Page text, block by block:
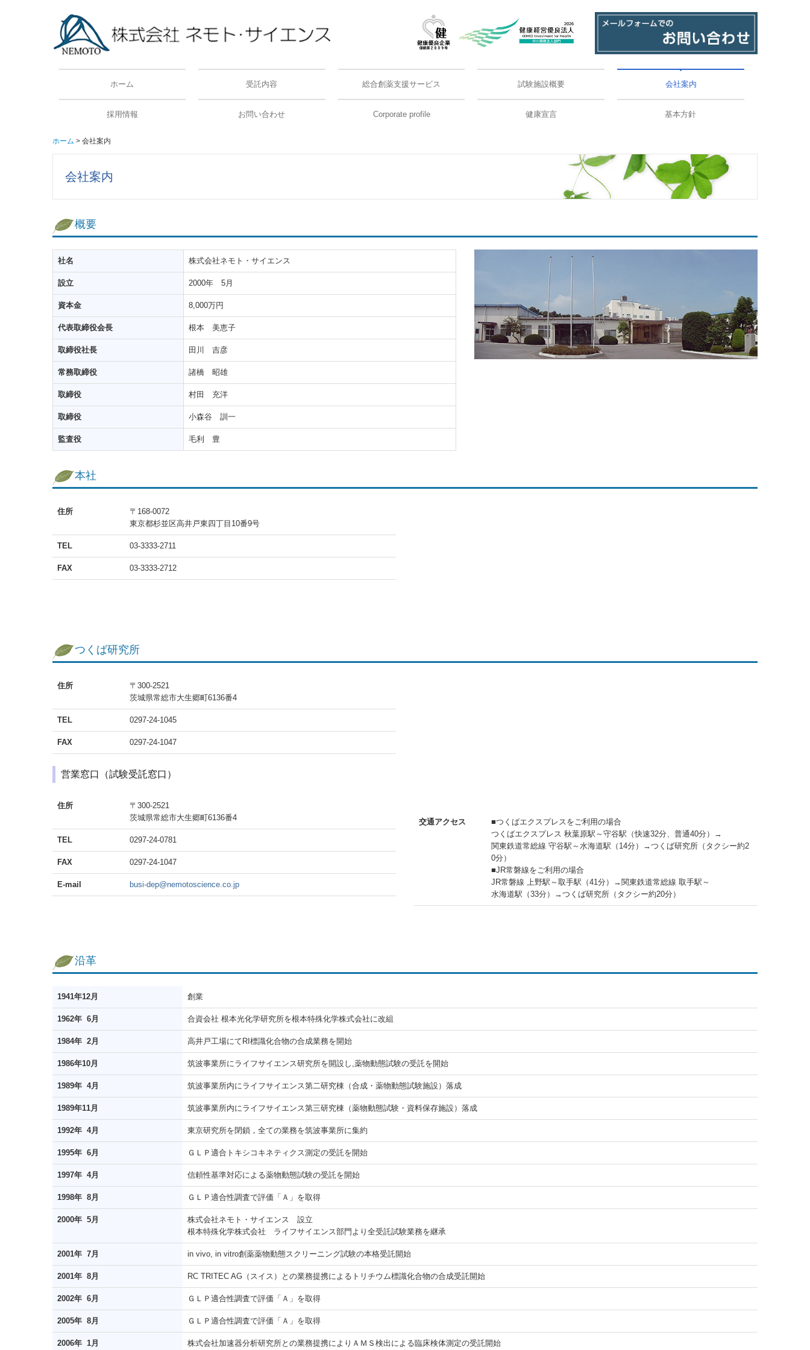
ホーム 受託内容
各種化合物の合成および精製
創薬薬物動態試験
非臨床薬物動態試験
トキシコキネティクス測定
臨床薬物動態試験
トリチウム標識化合物を用いた薬物動態試験に関するご提案
委受託の手順
業務提携先
サービス案内資料
総合創薬支援サービス 試験施設概要
信頼性保証体制
試験の実施基準
施設・使用機器
会社案内
つくば研究所
採用情報
中途採用情報 ＜営業担当＞
中途採用情報 ＜試験責任者候補（in vitro動態）＞
中途採用情報 ＜分析マネジャー＞
お問い合わせ Corporate profile 健康宣言 基本方針
ホーム 会社案内
会社案内
概要
社名 株式会社ネモト・サイエンス
設立 2000年 5月
資本金 8,000万円
代表取締役会長 根本 美恵子
取締役社長 田川 吉彦
常務取締役 諸橋 昭雄
取締役 村田 充洋
取締役 小森谷 訓一
監査役 毛利 豊
本社
住所
〒168-0072
東京都杉並区高井戸東四丁目10番9号
TEL 03-3333-2711
FAX 03-3333-2712
つくば研究所
住所
〒300-2521
茨城県常総市大生郷町6136番4
TEL 0297-24-1045
FAX 0297-24-1047
営業窓口（試験受託窓口）
住所
〒300-2521
茨城県常総市大生郷町6136番4
TEL 0297-24-0781
FAX 0297-24-1047
E-mail busi-dep@nemotoscience.co.jp
交通アクセス
■つくばエクスプレスをご利用の場合
つくばエクスプレス 秋葉原駅～守谷駅（快速32分、普通40分）→
関東鉄道常総線 守谷駅～水海道駅（14分）→つくば研究所（タクシー約2
0分）
■JR常磐線をご利用の場合
JR常磐線 上野駅～取手駅（41分）→関東鉄道常総線 取手駅～
水海道駅（33分）→つくば研究所（タクシー約20分）
沿革
1941年12月 創業
1962年 6月 合資会社 根本光化学研究所を根本特殊化学株式会社に改組
1984年 2月 高井戸工場にてRI標識化合物の合成業務を開始
1986年10月 筑波事業所にライフサイエンス研究所を開設し,薬物動態試験の受託を開始
1989年 4月 筑波事業所内にライフサイエンス第二研究棟（合成・薬物動態試験施設）落成
1989年11月 筑波事業所内にライフサイエンス第三研究棟（薬物動態試験・資料保存施設）落成
1992年 4月 東京研究所を閉鎖，全ての業務を筑波事業所に集約
1995年 6月 ＧＬＰ適合トキシコキネティクス測定の受託を開始
1997年 4月 信頼性基準対応による薬物動態試験の受託を開始
1998年 8月 ＧＬＰ適合性調査で評価「Ａ」を取得
2000年 5月
株式会社ネモト・サイエンス 設立
根本特殊化学株式会社 ライフサイエンス部門より全受託試験業務を継承
2001年 7月 in vivo, in vitro創薬薬物動態スクリーニング試験の本格受託開始
2001年 8月 RC TRITEC AG（スイス）との業務提携によるトリチウム標識化合物の合成受託開始
2002年 6月 ＧＬＰ適合性調査で評価「Ａ」を取得
2005年 8月 ＧＬＰ適合性調査で評価「Ａ」を取得
2006年 1月 株式会社加速器分析研究所との業務提携によりＡＭＳ検出による臨床検体測定の受託開始